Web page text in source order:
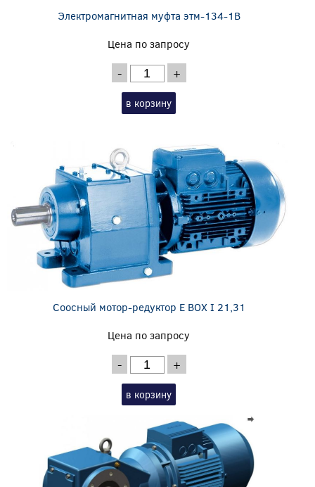
Электромагнитная муфта этм-134-1В
Цена по запросу
- +
в корзину
Соосный мотор-редуктор E BOX I 21,31
Цена по запросу
- +
в корзину